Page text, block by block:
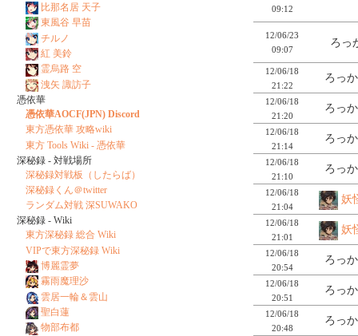
09:12
12/06/23
09:07
ろっ
12/06/18
21:22
ろっ
12/06/18
21:20
ろっ
12/06/18
21:14
ろっ
12/06/18
21:10
ろっ
12/06/18
21:04
妖
12/06/18
21:01
妖
12/06/18
20:54
ろっ
12/06/18
20:51
ろっ
12/06/18
20:48
ろっ
比那名居 天子
東風谷 早苗
チルノ
紅 美鈴
霊烏路 空
洩矢 諏訪子
憑依華
憑依華AOCF(JPN) Discord
東方憑依華 攻略wiki
東方 Tools Wiki - 憑依華
深秘録 - 対戦場所
深秘録対戦板（したらば）
深秘録くん＠twitter
ランダム対戦 深SUWAKO
深秘録 - Wiki
東方深秘録 総合 Wiki
VIPで東方深秘録 Wiki
博麗霊夢
霧雨魔理沙
雲居一輪＆雲山
聖白蓮
物部布都